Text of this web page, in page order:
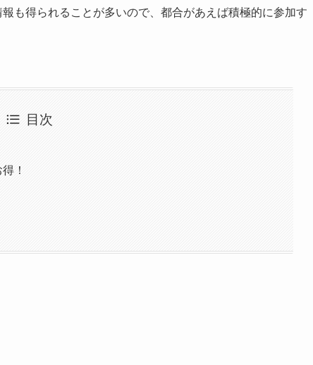
も得られることが多いので、都合があえば積極的に参加す
目次
！